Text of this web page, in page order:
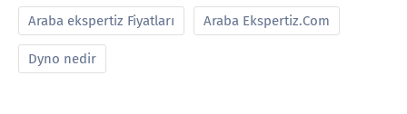
Araba ekspertiz Fiyatları Araba Ekspertiz.Com
Dyno nedir